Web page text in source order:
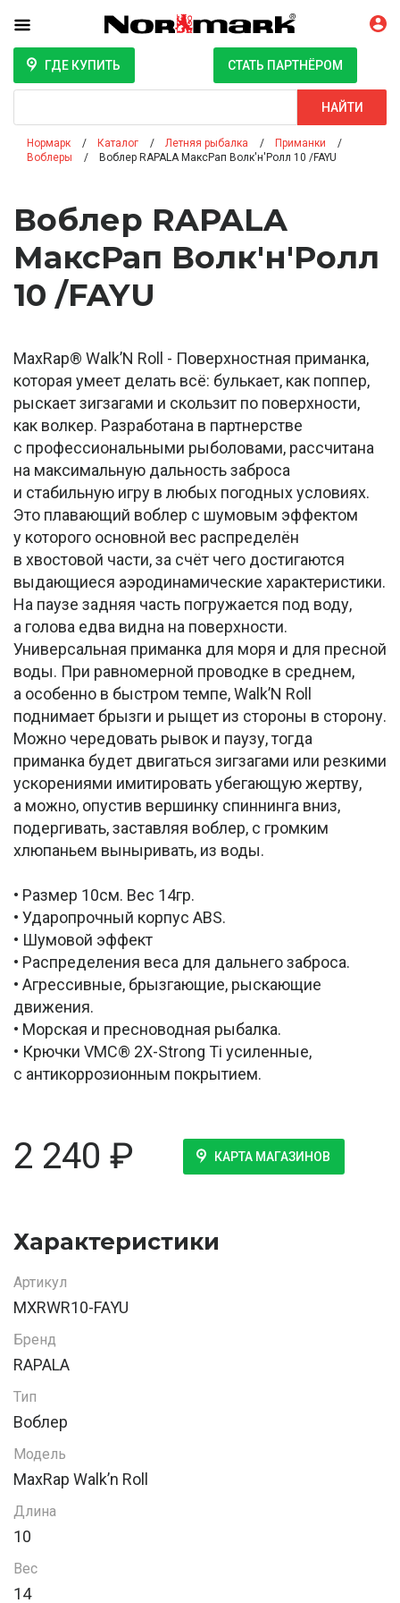
ГДЕ КУПИТЬ СТАТЬ ПАРТНЁРОМ
НАЙТИ
Нормарк Каталог Летняя рыбалка
Приманки
Воблеры
Воблер RAPALA МаксРап Волк'н'Ролл 10 /FAYU
Воблер RAPALA
МаксРап Волк'н'Ролл
10 /FAYU
MaxRap® Walk’N Roll - Поверхностная приманка,
которая умеет делать всё: булькает, как поппер,
рыскает зигзагами и скользит по поверхности,
как волкер. Разработана в партнерстве
с профессиональными рыболовами, рассчитана
на максимальную дальность заброса
и стабильную игру в любых погодных условиях.
Это плавающий воблер с шумовым эффектом
у которого основной вес распределён
в хвостовой части, за счёт чего достигаются
выдающиеся аэродинамические характеристики.
На паузе задняя часть погружается под воду,
а голова едва видна на поверхности.
Универсальная приманка для моря и для пресной
воды. При равномерной проводке в среднем,
а особенно в быстром темпе, Walk’N Roll
поднимает брызги и рыщет из стороны в сторону.
Можно чередовать рывок и паузу, тогда
приманка будет двигаться зигзагами или резкими
ускорениями имитировать убегающую жертву,
а можно, опустив вершинку спиннинга вниз,
подергивать, заставляя воблер, с громким
хлюпаньем выныривать, из воды.
• Размер 10см. Вес 14гр.
• Ударопрочный корпус ABS.
• Шумовой эффект
• Распределения веса для дальнего заброса.
• Агрессивные, брызгающие, рыскающие
движения.
• Морская и пресноводная рыбалка.
• Крючки VMC® 2X-Strong Ti усиленные,
с антикоррозионным покрытием.
2 240 ₽ КАРТА МАГАЗИНОВ
Характеристики
Артикул
MXRWR10-FAYU
Бренд
RAPALA
Тип
Воблер
Модель
MaxRap Walk’n Roll
Длина
10
Вес
14